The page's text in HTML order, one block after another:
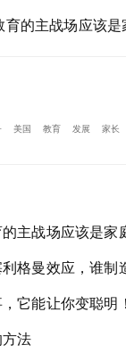
的主战场应该是
美国 教育 发展 家长
主战场应该是家
利格曼效应，谁制
它能让你变聪明！
法